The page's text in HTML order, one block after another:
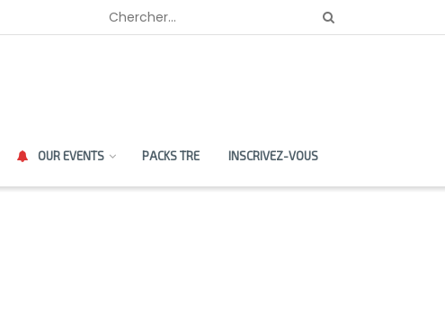
OUR EVENTS PACKS TRE INSCRIVEZ-VOUS